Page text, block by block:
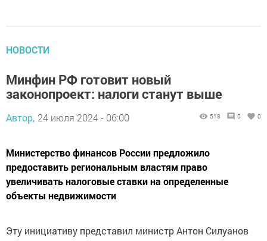
НОВОСТИ
Минфин РФ готовит новый
законопроект: налоги станут выше
Автор, 24 июля 2024 - 06:00 518 0 0
Министерство финансов России предложило
предоставить региональным властям право
увеличивать налоговые ставки на определенные
объекты недвижимости
Эту инициативу представил министр Антон Силуанов